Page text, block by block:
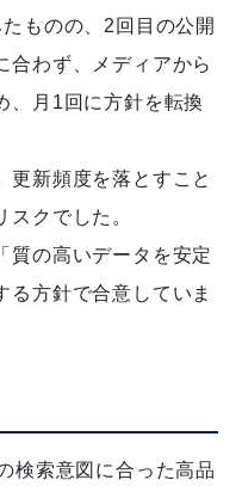
ものの、2回目の公開
合わず、メディアから
、月1回に方針を転換
更新頻度を落とすこと
クでした。
質の高いデータを安定
る方針で合意していま
検索意図に合った高品